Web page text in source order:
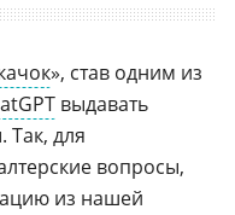
», став одним из
выдавать
Так, для
вопросы,
из нашей